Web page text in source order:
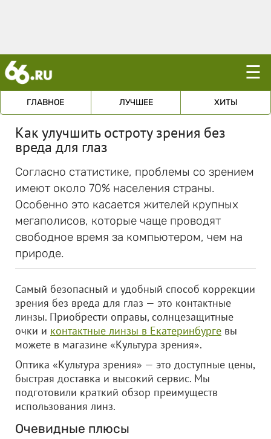
☰
ГЛАВНОЕ ЛУЧШЕЕ ХИТЫ
Как улучшить остроту зрения без
вреда для глаз
Согласно статистике, проблемы со зрением
имеют около 70% населения страны.
Особенно это касается жителей крупных
мегаполисов, которые чаще проводят
свободное время за компьютером, чем на
природе.
Самый безопасный и удобный способ коррекции
зрения без вреда для глаз — это контактные
линзы. Приобрести оправы, солнцезащитные
очки и контактные линзы в Екатеринбурге вы
можете в магазине «Культура зрения».
Оптика «Культура зрения» — это доступные цены,
быстрая доставка и высокий сервис. Мы
подготовили краткий обзор преимуществ
использования линз.
Очевидные плюсы